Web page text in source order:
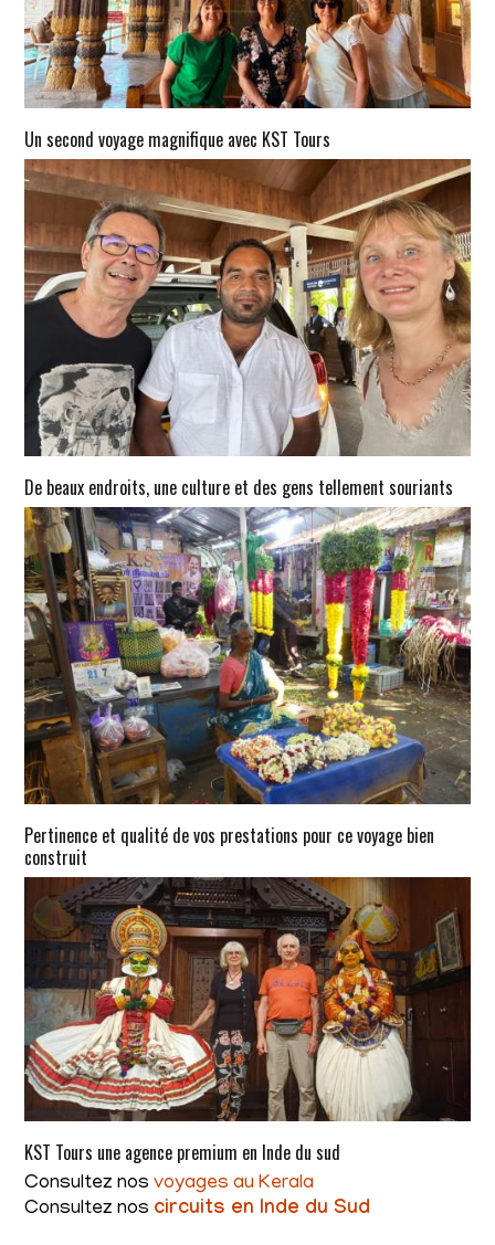
Un second voyage magnifique avec KST Tours
De beaux endroits, une culture et des gens tellement souriants
Pertinence et qualité de vos prestations pour ce voyage bien
construit
KST Tours une agence premium en Inde du sud
Consultez nosvoyages au Kerala
Consultez nos circuits en Inde du Sud